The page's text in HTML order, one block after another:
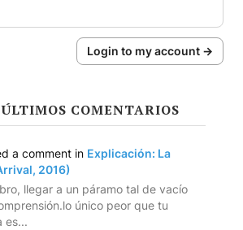
Login to my account →
COMENTARIOS
a comment in Explicación: La
2016)
llegar a un páramo tal de vacío
único peor que tu
es...